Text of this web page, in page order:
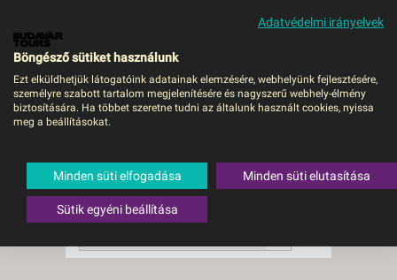
MENÜ
Nyírbátor
megfelelő utazásttaláltunk.
A keresővel tovább szűkítheti a
találati listát!
RENDEZÉS:
Adatvédelmi irányelvek
Böngésző sütiket használunk
Ezt elküldhetjük látogatóink adatainak elemzésére, webhelyünk fejlesztésére,
személyre szabott tartalom megjelenítésére és nagyszerű webhely-élmény
biztosítására. Ha többet szeretne tudni az általunk használt cookies, nyissa
meg a beállításokat.
Minden süti elfogadása Minden süti elutasítása
Sütik egyéni beállítása